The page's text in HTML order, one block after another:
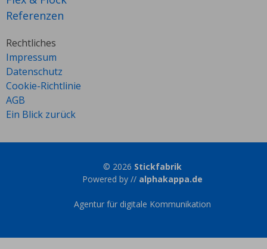
Referenzen
Rechtliches
Impressum
Datenschutz
Cookie-Richtlinie
AGB
Ein Blick zurück
© 2026 Stickfabrik
Powered by // alphakappa.de
Agentur für digitale Kommunikation